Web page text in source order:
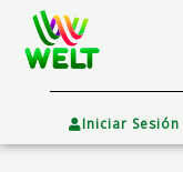
contenido
Iniciar Sesión